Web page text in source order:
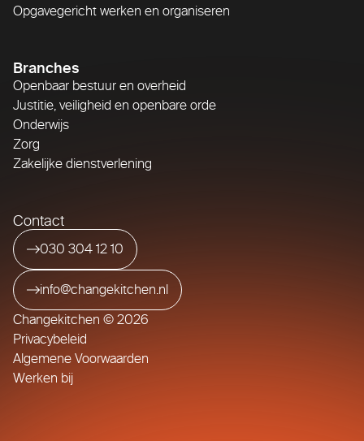
Opgavegericht werken en organiseren
Branches
Openbaar bestuur en overheid
Justitie, veiligheid en openbare orde
Onderwijs
Zorg
Zakelijke dienstverlening
Contact
030 304 12 10
info@changekitchen.nl
Changekitchen © 2026
Privacybeleid
Algemene Voorwaarden
Werken bij